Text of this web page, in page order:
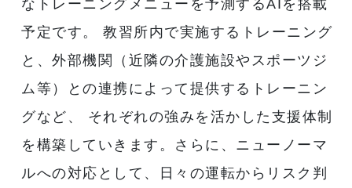
なトレーニングメニューを予測するAIを搭載
予定です。 教習所内で実施するトレーニング
と、外部機関（近隣の介護施設やスポーツジ
ム等）との連携によって提供するトレーニン
グなど、 それぞれの強みを活かした支援体制
を構築していきます。さらに、ニューノーマ
ルへの対応として、日々の運転からリスク判